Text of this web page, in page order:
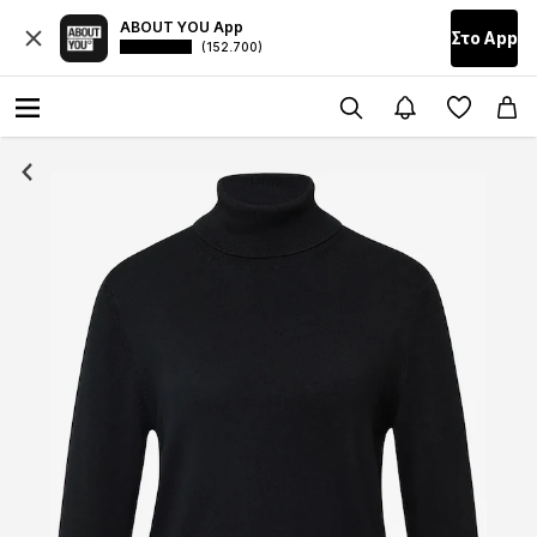
ABOUT YOU App
(152.700) Στο Αpp